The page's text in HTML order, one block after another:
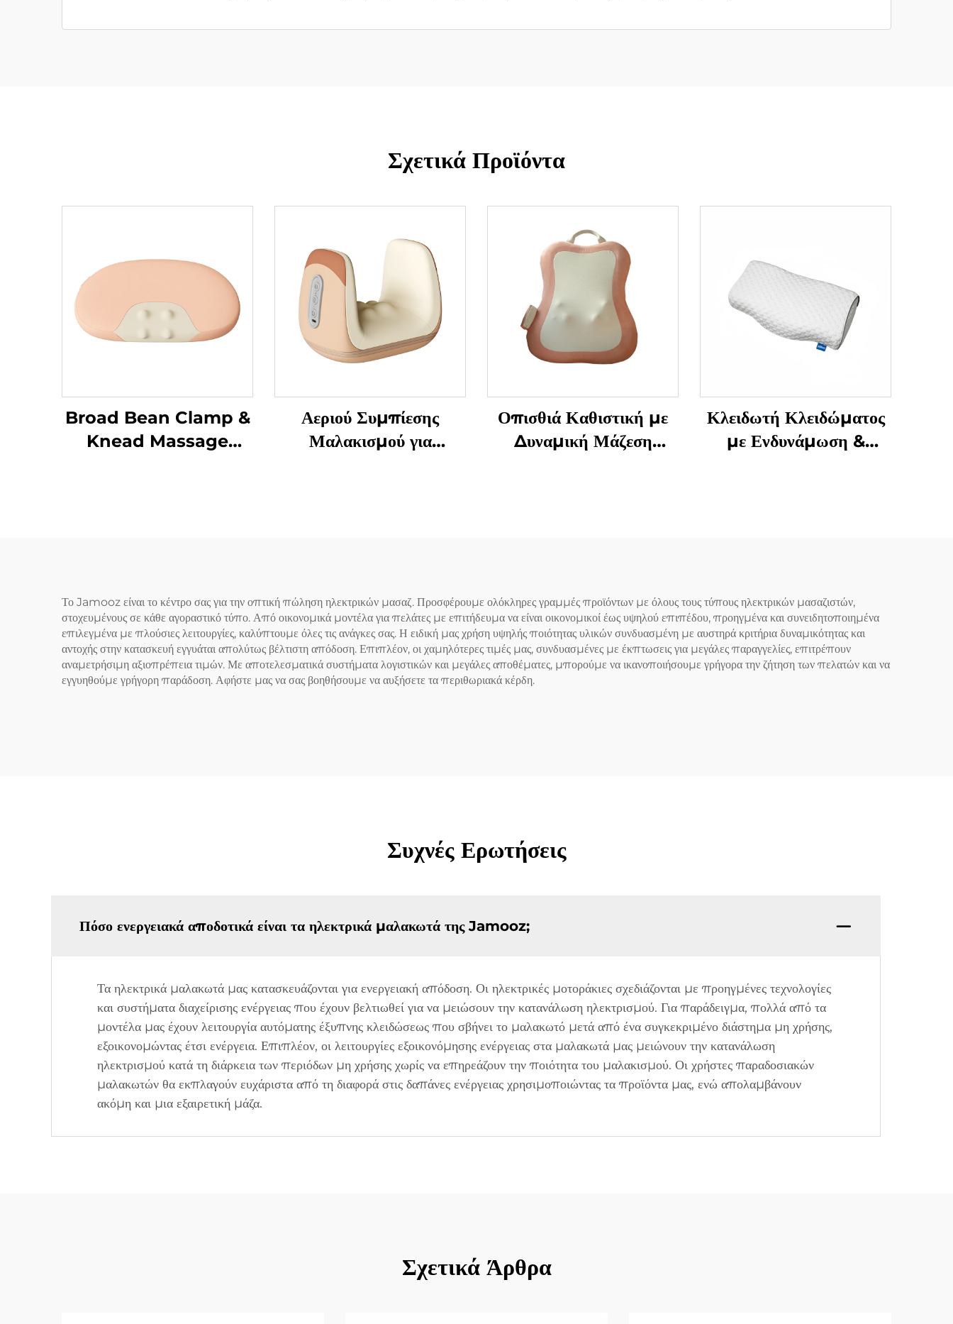
Σχετικά Προϊόντα
Broad Bean Clamp &
Knead Massage
Αεριού Συμπίεσης
Μαλακισμού για
Οπισθιά Καθιστική με
Δυναμική Μάζεση
Κλειδωτή Κλειδώματος
με Ενδυνάμωση &
Το Jamooz είναι το κέντρο σας για την οπτική πώληση ηλεκτρικών μασαζ. Προσφέρουμε ολόκληρες γραμμές προϊόντων με όλους τους τύπους ηλεκτρικών μασαζιστών,
στοχευμένους σε κάθε αγοραστικό τύπο. Από οικονομικά μοντέλα για πελάτες με επιτήδευμα να είναι οικονομικοί έως υψηλού επιπέδου, προηγμένα και συνειδητοποιημένα
επιλεγμένα με πλούσιες λειτουργίες, καλύπτουμε όλες τις ανάγκες σας. Η ειδική μας χρήση υψηλής ποιότητας υλικών συνδυασμένη με αυστηρά κριτήρια δυναμικότητας και
αντοχής στην κατασκευή εγγυάται απολύτως βέλτιστη απόδοση. Επιπλέον, οι χαμηλότερες τιμές μας, συνδυασμένες με έκπτωσεις για μεγάλες παραγγελίες, επιτρέπουν
αναμετρήσιμη αξιοπρέπεια τιμών. Με αποτελεσματικά συστήματα λογιστικών και μεγάλες αποθέματες, μπορούμε να ικανοποιήσουμε γρήγορα την ζήτηση των πελατών και να
εγγυηθούμε γρήγορη παράδοση. Αφήστε μας να σας βοηθήσουμε να αυξήσετε τα περιθωριακά κέρδη.
Συχνές Ερωτήσεις
Πόσο ενεργειακά αποδοτικά είναι τα ηλεκτρικά μαλακωτά της Jamooz;
Τα ηλεκτρικά μαλακωτά μας κατασκευάζονται για ενεργειακή απόδοση. Οι ηλεκτρικές μοτοράκιες σχεδιάζονται με προηγμένες τεχνολογίες
και συστήματα διαχείρισης ενέργειας που έχουν βελτιωθεί για να μειώσουν την κατανάλωση ηλεκτρισμού. Για παράδειγμα, πολλά από τα
μοντέλα μας έχουν λειτουργία αυτόματης έξυπνης κλειδώσεως που σβήνει το μαλακωτό μετά από ένα συγκεκριμένο διάστημα μη χρήσης,
εξοικονομώντας έτσι ενέργεια. Επιπλέον, οι λειτουργίες εξοικονόμησης ενέργειας στα μαλακωτά μας μειώνουν την κατανάλωση
ηλεκτρισμού κατά τη διάρκεια των περιόδων μη χρήσης χωρίς να επηρεάζουν την ποιότητα του μαλακισμού. Οι χρήστες παραδοσιακών
μαλακωτών θα εκπλαγούν ευχάριστα από τη διαφορά στις δαπάνες ενέργειας χρησιμοποιώντας τα προϊόντα μας, ενώ απολαμβάνουν
ακόμη και μια εξαιρετική μάζα.
Σχετικά Άρθρα